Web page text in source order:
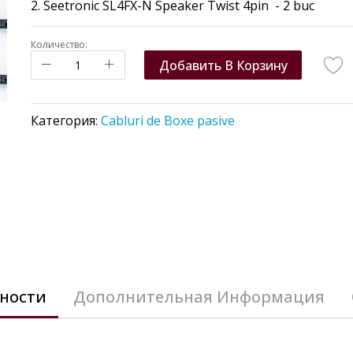
2. Seetronic SL4FX-N Speaker Twist 4pin - 2 buc
Количество:
Добавить В Корзину
Категория: Cabluri de Boxe pasive
Дополнительная Информация